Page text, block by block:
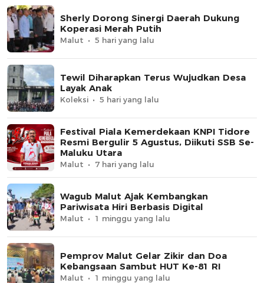
Sherly Dorong Sinergi Daerah Dukung
Koperasi Merah Putih
Malut 5 hari yang lalu
Tewil Diharapkan Terus Wujudkan Desa
Layak Anak
Koleksi 5 hari yang lalu
Festival Piala Kemerdekaan KNPI Tidore
Resmi Bergulir 5 Agustus, Diikuti SSB Se-
Maluku Utara
Malut 7 hari yang lalu
Wagub Malut Ajak Kembangkan
Pariwisata Hiri Berbasis Digital
Malut 1 minggu yang lalu
Pemprov Malut Gelar Zikir dan Doa
Kebangsaan Sambut HUT Ke-81 RI
Malut 1 minggu yang lalu